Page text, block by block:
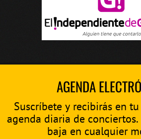
AGENDA
Suscríbete y recibirás en
agenda diaria de
baja en cualquier